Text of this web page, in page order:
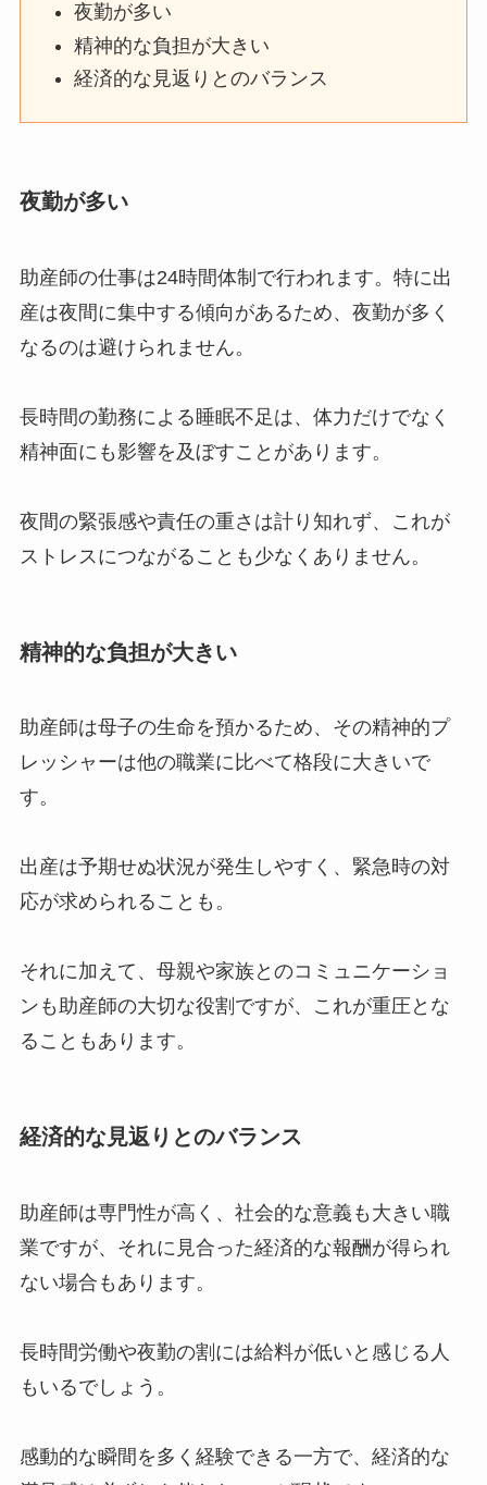
夜勤が多い
精神的な負担が大きい
経済的な見返りとのバランス
夜勤が多い
助産師の仕事は24時間体制で行われます。特に出
産は夜間に集中する傾向があるため、夜勤が多く
なるのは避けられません。
長時間の勤務による睡眠不足は、体力だけでなく
精神面にも影響を及ぼすことがあります。
夜間の緊張感や責任の重さは計り知れず、これが
ストレスにつながることも少なくありません。
精神的な負担が大きい
助産師は母子の生命を預かるため、その精神的プ
レッシャーは他の職業に比べて格段に大きいで
す。
出産は予期せぬ状況が発生しやすく、緊急時の対
応が求められることも。
それに加えて、母親や家族とのコミュニケーショ
ンも助産師の大切な役割ですが、これが重圧とな
ることもあります。
経済的な見返りとのバランス
助産師は専門性が高く、社会的な意義も大きい職
業ですが、それに見合った経済的な報酬が得られ
ない場合もあります。
長時間労働や夜勤の割には給料が低いと感じる人
もいるでしょう。
感動的な瞬間を多く経験できる一方で、経済的な